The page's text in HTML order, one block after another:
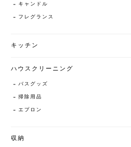
キャンドル
フレグランス
キッチン
ハウスクリーニング
バスグッズ
掃除用品
エプロン
収納